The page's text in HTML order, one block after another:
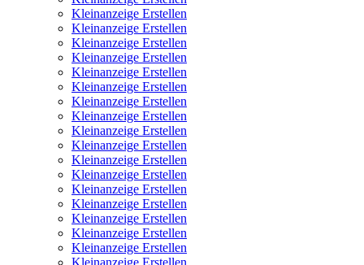
Kleinanzeige Erstellen
Kleinanzeige Erstellen
Kleinanzeige Erstellen
Kleinanzeige Erstellen
Kleinanzeige Erstellen
Kleinanzeige Erstellen
Kleinanzeige Erstellen
Kleinanzeige Erstellen
Kleinanzeige Erstellen
Kleinanzeige Erstellen
Kleinanzeige Erstellen
Kleinanzeige Erstellen
Kleinanzeige Erstellen
Kleinanzeige Erstellen
Kleinanzeige Erstellen
Kleinanzeige Erstellen
Kleinanzeige Erstellen
Kleinanzeige Erstellen